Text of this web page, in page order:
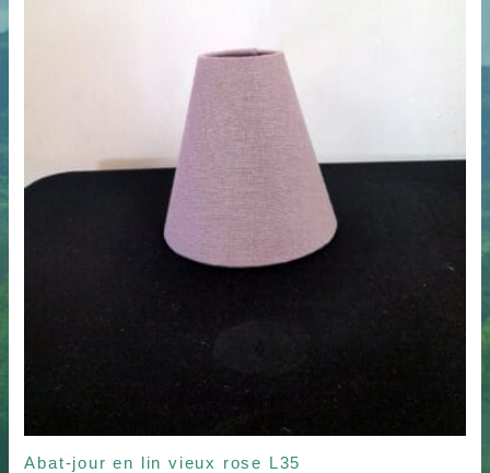
Abat-jour en lin vieux rose L35